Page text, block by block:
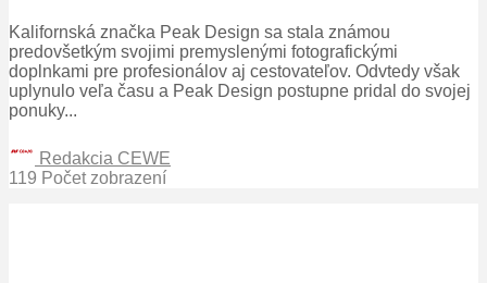
Kalifornská značka Peak Design sa stala známou
predovšetkým svojimi premyslenými fotografickými
doplnkami pre profesionálov aj cestovateľov. Odvtedy však
uplynulo veľa času a Peak Design postupne pridal do svojej
ponuky...
Redakcia CEWE
119 Počet zobrazení